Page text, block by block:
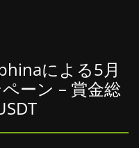
による5月
ーン – 賞金総